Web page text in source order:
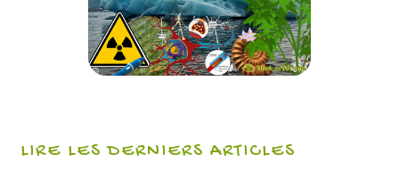
LIRE LES DERNIERS ARTICLES